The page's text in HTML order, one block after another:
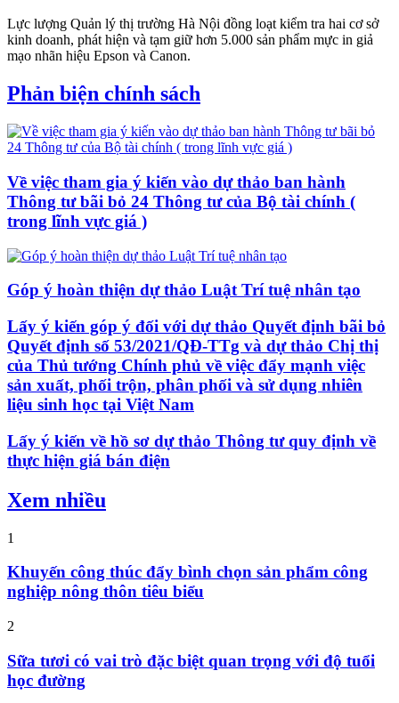
Lực lượng Quản lý thị trường Hà Nội đồng loạt kiểm tra hai cơ sở
kinh doanh, phát hiện và tạm giữ hơn 5.000 sản phẩm mực in giả
mạo nhãn hiệu Epson và Canon.
Phản biện chính sách
Về việc tham gia ý kiến vào dự thảo ban hành
Thông tư bãi bỏ 24 Thông tư của Bộ tài chính (
trong lĩnh vực giá )
Góp ý hoàn thiện dự thảo Luật Trí tuệ nhân tạo
Lấy ý kiến góp ý đối với dự thảo Quyết định bãi bỏ
Quyết định số 53/2021/QĐ-TTg và dự thảo Chị thị
của Thủ tướng Chính phủ về việc đẩy mạnh việc
sản xuất, phối trộn, phân phối và sử dụng nhiên
liệu sinh học tại Việt Nam
Lấy ý kiến về hồ sơ dự thảo Thông tư quy định về
thực hiện giá bán điện
Xem nhiều
1
Khuyến công thúc đẩy bình chọn sản phẩm công
nghiệp nông thôn tiêu biểu
2
Sữa tươi có vai trò đặc biệt quan trọng với độ tuổi
học đường